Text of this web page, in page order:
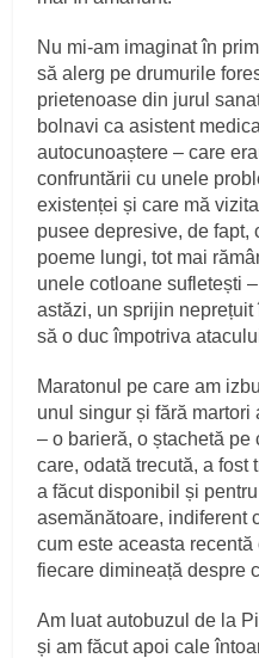
Nu mi-am imaginat în
să alerg pe drumurile
prietenoase din jurul
bolnavi ca asistent
autocunoaștere – care
confruntării cu unele
existenței și care mă
pusee depresive, de fapt,
poeme lungi, tot mai
unele cotloane sufletești
astăzi, un sprijin
să o duc împotriva
Maratonul pe care am
unul singur și fără martori
– o barieră, o ștachetă pe
care, odată trecută, a fost
a făcut disponibil și
asemănătoare, indiferent
cum este aceasta
fiecare dimineață despre
Am luat autobuzul de la
și am făcut apoi cale